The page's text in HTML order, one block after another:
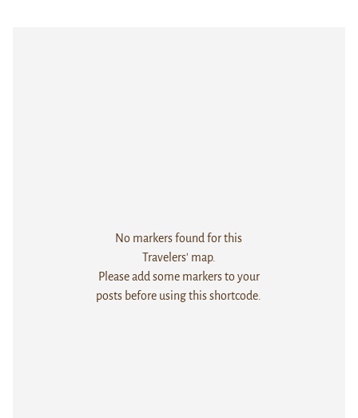
No markers found for this
Travelers' map.
Please add some markers to your
posts before using this shortcode.